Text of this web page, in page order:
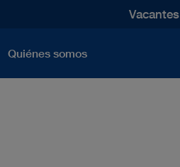
Quiénes somos
Vacantes